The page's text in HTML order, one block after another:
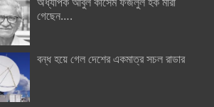
গেছেন….
বন্ধ হয়ে গেল দেশের একমাত্র সচল রাডার